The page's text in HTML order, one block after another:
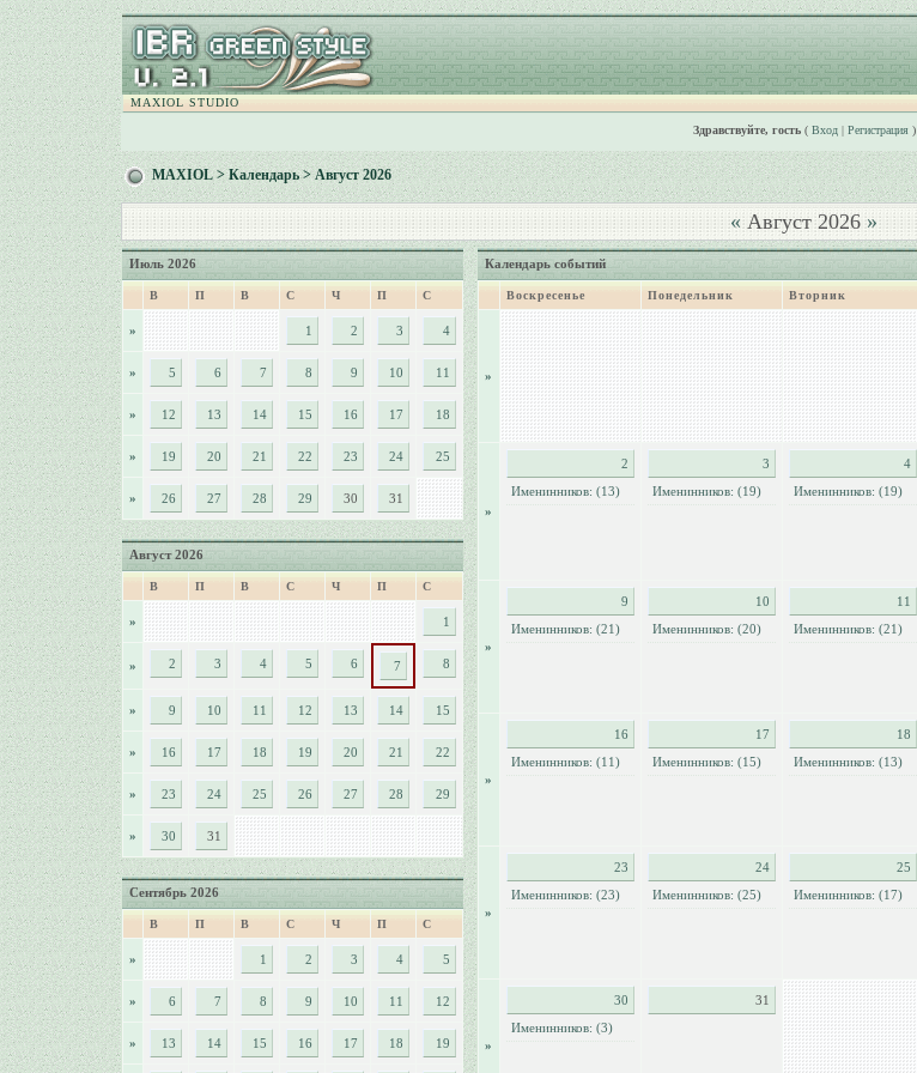
MAXIOL STUDIO
Здравствуйте, гость( Вход| Регистрация)
MAXIOL>Календарь> Август 2026
«Август 2026»
Июль 2026
В П В С Ч П С
» 1 2 3 4
» 5 6 7 8 9 10 11
» 12 13 14 15 16 17 18
» 19 20 21 22 23 24 25
» 26 27 28 29 30 31
Август 2026
В П В С Ч П С
» 1
» 2 3 4 5 6 7 8
» 9 10 11 12 13 14 15
» 16 17 18 19 20 21 22
» 23 24 25 26 27 28 29
» 30 31
Сентябрь 2026
В П В С Ч П С
» 1 2 3 4 5
» 6 7 8 9 10 11 12
» 13 14 15 16 17 18 19
Календарь событий
Воскресенье Понедельник Вторник
»
»
2
Именинников: (13)
3
Именинников: (19)
4
Именинников: (19)
»
9
Именинников: (21)
10
Именинников: (20)
11
Именинников: (21)
»
16
Именинников: (11)
17
Именинников: (15)
18
Именинников: (13)
»
23
Именинников: (23)
24
Именинников: (25)
25
Именинников: (17)
»
30
Именинников: (3)
31